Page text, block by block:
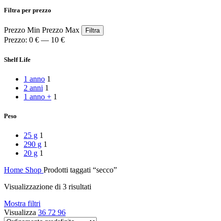
Peperoncino
Prodotti da forno
Rafano
Sott’oli e conserve
Tisane
Vari
Vino e liquori
Zafferano
Filtra per prezzo
Prezzo Min Prezzo Max Filtra
Prezzo: 0 € — 10 €
Shelf Life
1 anno 1
2 anni 1
1 anno + 1
Peso
25 g 1
290 g 1
20 g 1
Home Shop Prodotti taggati “secco”
Visualizzazione di 3 risultati
Mostra filtri
Visualizza 36 72 96